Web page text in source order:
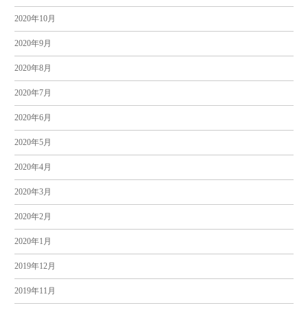
2020年10月
2020年9月
2020年8月
2020年7月
2020年6月
2020年5月
2020年4月
2020年3月
2020年2月
2020年1月
2019年12月
2019年11月